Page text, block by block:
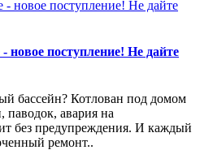
поступление! Не дайте
бассейн? Котлован под домом
паводок, авария на
без предупреждения. И каждый
ремонт..